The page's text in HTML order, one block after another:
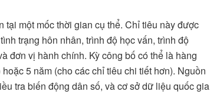
tại một mốc thời gian cụ thể. Chỉ tiêu này được
trạng hôn nhân, trình độ học vấn, trình độ
đơn vị hành chính. Kỳ công bố có thể là hàng
5 năm (cho các chỉ tiêu chi tiết hơn). Nguồn
tra biến động dân số, và cơ sở dữ liệu quốc gia